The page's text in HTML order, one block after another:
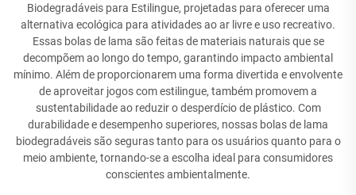
Biodegradáveis para Estilingue, projetadas para oferecer uma
alternativa ecológica para atividades ao ar livre e uso recreativo.
Essas bolas de lama são feitas de materiais naturais que se
decompõem ao longo do tempo, garantindo impacto ambiental
mínimo. Além de proporcionarem uma forma divertida e envolvente
de aproveitar jogos com estilingue, também promovem a
sustentabilidade ao reduzir o desperdício de plástico. Com
durabilidade e desempenho superiores, nossas bolas de lama
biodegradáveis são seguras tanto para os usuários quanto para o
meio ambiente, tornando-se a escolha ideal para consumidores
conscientes ambientalmente.